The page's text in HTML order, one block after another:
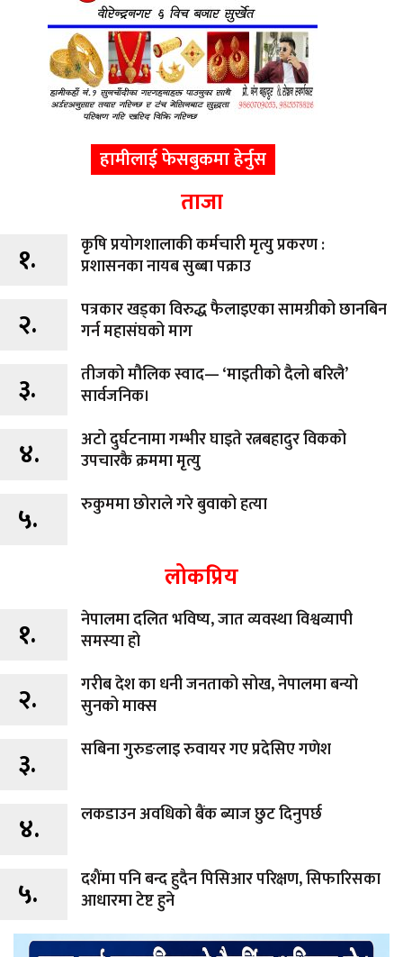
हामीलाई फेसबुकमा हेर्नुस
ताजा
१.
कृषि प्रयोगशालाकी कर्मचारी मृत्यु प्रकरण :
प्रशासनका नायब सुब्बा पक्राउ
२.
पत्रकार खड्का विरुद्ध फैलाइएका सामग्रीको छानबिन
गर्न महासंघको माग
३.
तीजको मौलिक स्वाद— ‘माइतीको दैलो बरिलै’
सार्वजनिक।
४.
अटो दुर्घटनामा गम्भीर घाइते रत्नबहादुर विकको
उपचारकै क्रममा मृत्यु
५. रुकुममा छोराले गरे बुवाको हत्या
लोकप्रिय
१.
नेपालमा दलित भविष्य, जात व्यवस्था विश्वव्यापी
समस्या हो
२.
गरीब देश का धनी जनताको सोख, नेपालमा बन्यो
सुनको माक्स
३. सबिना गुरुङलाइ रुवायर गए प्रदेसिए गणेश
४. लकडाउन अवधिको बैंक ब्याज छुट दिनुपर्छ
५.
दशैंमा पनि बन्द हुदैन पिसिआर परिक्षण, सिफारिसका
आधारमा टेष्ट हुने